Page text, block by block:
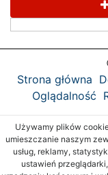
Strona główna
Oglądalność
Używamy plików
umieszczanie naszym
usług, reklamy,
ustawień